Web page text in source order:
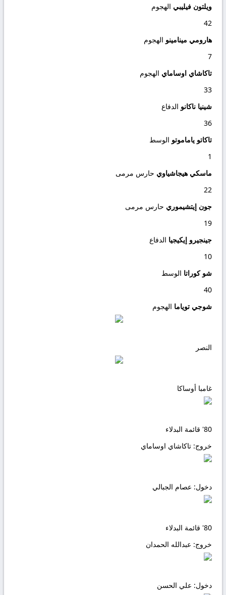
ويلتون فيليبي الهجوم
42
هارومي مينامينو الهجوم
7
تاكاشاي اوساماي الهجوم
33
شينيا ناكانو الدفاع
36
تاكاتو ياماموتو الوسط
1
ماسكي هيجاشياوي حارس مرمى
22
جون إيتشيموري حارس مرمى
19
جينجيرو إيكيجيا الدفاع
10
شو كوراتا الوسط
40
شوجي توياما الهجوم
النصر
غامبا أوساكا
80' قائمة البدلاء
خروج: تاكاشاي اوساماي
دخول: عصام الجبالي
80' قائمة البدلاء
خروج: عبدالله الحمدان
دخول: علي الحسن